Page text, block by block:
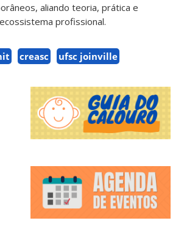
aliando teoria, prática e
profissional.
creasc ufsc joinville